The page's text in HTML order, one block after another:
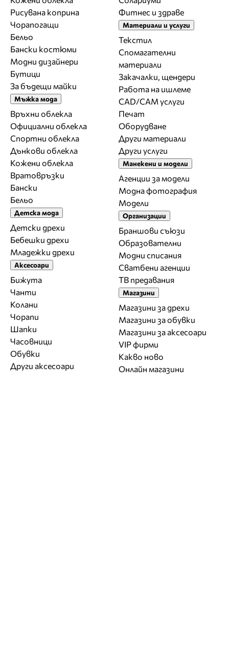
Рисувана коприна
Чорапогащи
Бельо
Бански костюми
Модни дизайнери
Бутици
За бъдещи майки
Мъжка мода
Връхни облекла
Официални облекла
Спортни облекла
Дънкови облекла
Кожени облекла
Вратовръзки
Бански
Бельо
Детска мода
Детски дрехи
Бебешки дрехи
Младежки дрехи
Аксесоари
Бижута
Чанти
Колани
Чорапи
Шапки
Часовници
Обувки
Други аксесоари
Фитнес и здраве
Материали и услуги
Текстил
Спомагателни
материали
Закачалки, щендери
Работа на ишлеме
CAD/CAM услуги
Печат
Оборудване
Други материали
Други услуги
Манекени и модели
Агенции за модели
Модна фотография
Модели
Организации
Браншови съюзи
Образователни
Модни списания
Сватбени агенции
ТВ предавания
Магазини
Магазини за дрехи
Магазини за обувки
Магазини за aксесоари
VIP фирми
Какво ново
Онлайн магазини